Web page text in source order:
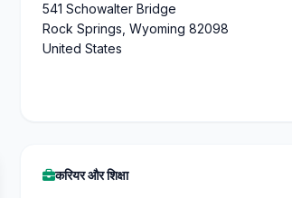
541 Schowalter Bridge
Rock Springs, Wyoming 82098
United States
करियर और शिक्षा